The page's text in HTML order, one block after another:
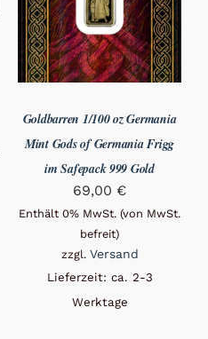
Goldbarren 1/100 oz Germania
Mint Gods of Germania Frigg
im Safepack 999 Gold
69,00 €
Enthält 0% MwSt. (von MwSt.
befreit)
zzgl. Versand
Lieferzeit: ca. 2-3
Werktage